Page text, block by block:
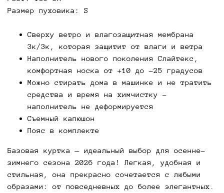
комфортной и дышащей даже в теплые дни.
обеспечивают максимальное удобство в течение
всего дня.
Добавьте базовую куртку в свой осенне-зимний
гардероб 2026 года и подчеркните свою
индивидуальность!
Размер пуховика: S
Сверху ветро и влагозащитная мембрана
3к/3к, которая защитит от влаги и ветра
Наполнитель нового поколения Слайтекс,
комфортная носка от +10 до -25 градусов
Можно стирать дома в машинке и не тратить
средства и время на химчистку -
наполнитель не деформируется
Съемный капюшон
Пояс в комплекте
Базовая куртка — идеальный выбор для осенне-
зимнего сезона 2026 года! Легкая, удобная и
стильная, она прекрасно сочетается с любыми
образами: от повседневных до более элегантных.